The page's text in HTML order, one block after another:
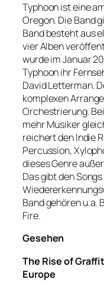
Typhoon ist eine
Oregon. Die Band
Band besteht aus
vier Alben
wurde im Januar
Typhoon ihr
David Letterman.
komplexen
Orchestrierung.
mehr Musiker
reichert den Indie
Percussion,
dieses Genre
Das gibt den
Band gehören u.a.
Fire.
Gesehen
The Rise of
Europe